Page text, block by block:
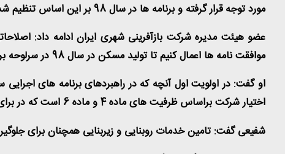
مورد توجه قرار گرفته و برنامه ها در سال 98 بر این اساس تنظیم شده است.
عضو هیئت مدیره شرکت بازآفرینی شهری ایران ادامه داد:
موافقت نامه ها اعمال کنیم تا تولید مسکن در سال 98 در سرلوحه برنامه های شرکت بازآفرینی شهری قرار گیرد.
او گفت: در اولویت اول آنچه که در راهبردهای برنامه های
اختیار شرکت براساس ظرفیت های ماده 4 و ماده 6 است که در برای برنامه ریزی اختیار ادارات کل و راه و شهرسازی قرار می گیرد.
شفیعی گفت: تامین خدمات روبنایی و زیربنایی همچنان برای